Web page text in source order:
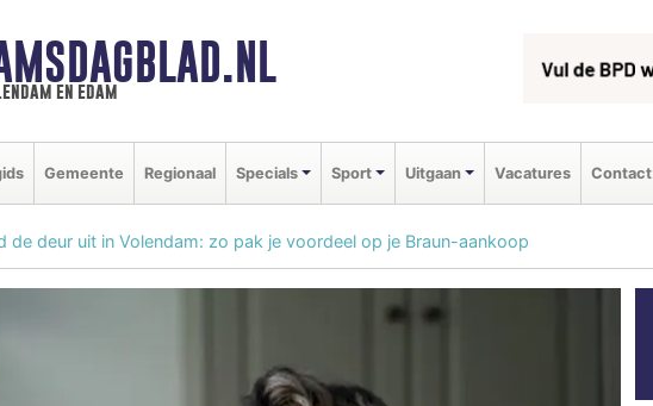
en edam
Gemeente Regionaal Specials Sport Uitgaan Vacatures Contact
de deur uit in Volendam: zo pak je voordeel op je Braun-aankoop